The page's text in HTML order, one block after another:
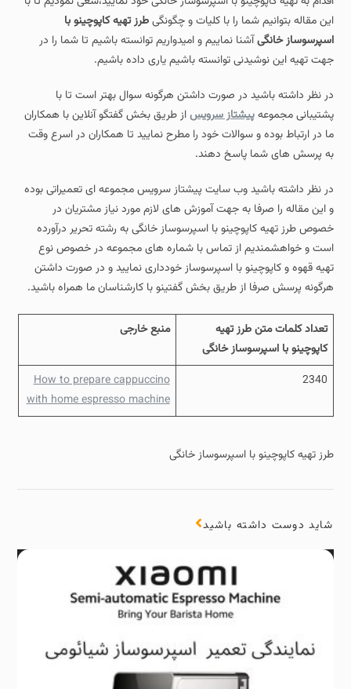
این مقاله بتوانیم شما را با کلیات و چگونگیطرز تهیه کاپوچینو با
اسپرسوساز خانگیآشنا نماییم و امیدواریم توانسته باشیم تا شما را در
جهت تهیه این نوشیدنی توانسته باشیم یاری داده باشیم.
در نظر داشته باشید در صورت داشتن هرگونه سوال بهتر است تا با
پشتیبانی مجموعهپیشتاز سرویساز طریق بخش گفتگو آنلاین با همکاران
ما در ارتباط بوده و سوالات خود را مطرح نمایید تا همکاران در اسرع وقت
به پرسش های شما پاسخ دهند.
در نظر داشته باشید وب سایت پیشتاز سرویس مجموعه ای تعمیراتی بوده
و این مقاله را صرفا به جهت آموزش های لازم مورد نیاز مشتریان در
خصوص طرز تهیه کاپوچینو با اسپرسوساز خانگی به رشته تحریر درآورده
است و خواهشمندیم از تماس با شماره های مجموعه در خصوص نوع
تهیه قهوه و کاپوچینو با اسپرسوساز خودداری نمایید و در صورت داشتن
هرگونه پرسش صرفا از طریق بخش گفتینو با کارشناسان ما همراه باشید.
تعداد کلمات متن طرز تهیه
کاپوچینو با اسپرسوساز خانگی
منبع خارجی
2340
How to prepare cappuccino
with home espresso machine
طرز تهیه کاپوچینو با اسپرسوساز خانگی
شاید دوست داشته باشید